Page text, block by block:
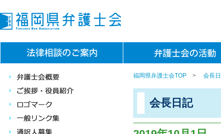
福岡県弁護士会TOP > 会長
会長日記